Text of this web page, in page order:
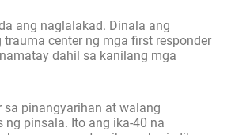
ang naglalakad. Dinala ang
center ng mga first responder
dahil sa kanilang mga
sa pinangyarihan at walang
ng pinsala. Ito ang ika-40 na